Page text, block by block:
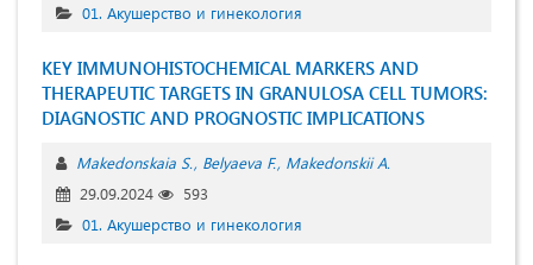
01. Акушерство и гинекология
KEY IMMUNOHISTOCHEMICAL MARKERS AND
THERAPEUTIC TARGETS IN GRANULOSA CELL TUMORS:
DIAGNOSTIC AND PROGNOSTIC IMPLICATIONS
Makedonskaia S. Belyaeva F. Makedonskii A.
29.09.2024
593
01. Акушерство и гинекология